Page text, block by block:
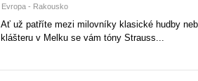
Evropa - Rakousko
Ať už patříte mezi milovníky klasické hudby
klášteru v Melku se vám tóny Strauss...